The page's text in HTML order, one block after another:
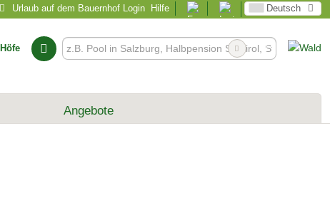
Urlaub auf dem Bauernhof Login Hilfe Deutsch
Angebote